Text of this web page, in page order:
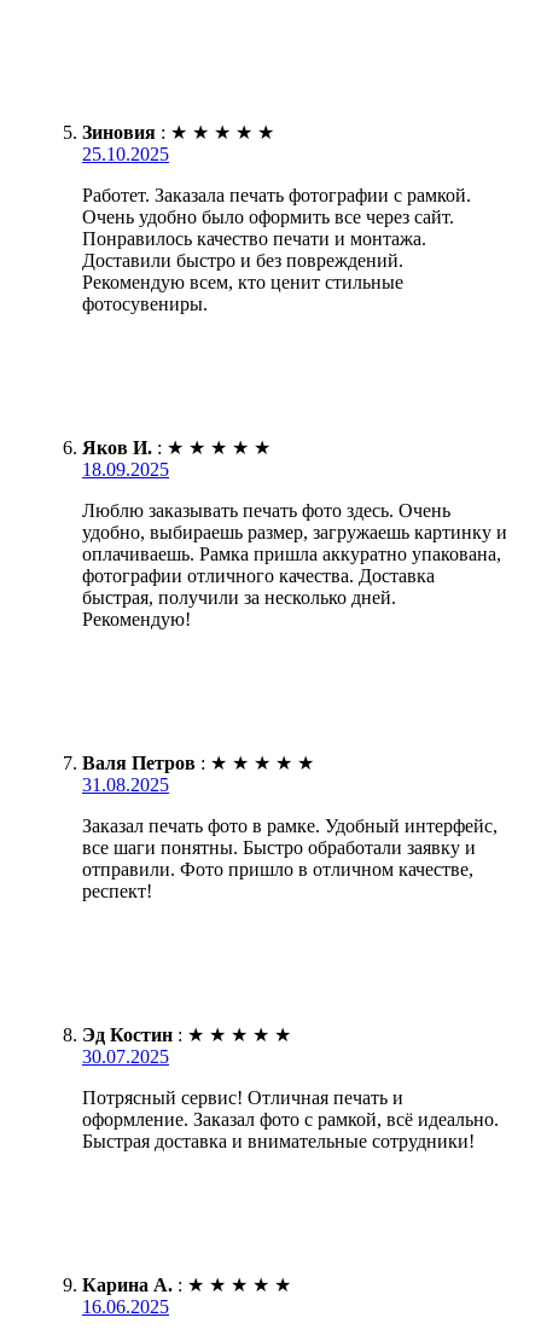
Зиновия : ★ ★ ★ ★ ★
25.10.2025
Работет. Заказала печать фотографии с рамкой.
Очень удобно было оформить все через сайт.
Понравилось качество печати и монтажа.
Доставили быстро и без повреждений.
Рекомендую всем, кто ценит стильные
фотосувениры.
Яков И. : ★ ★ ★ ★ ★
18.09.2025
Люблю заказывать печать фото здесь. Очень
удобно, выбираешь размер, загружаешь картинку и
оплачиваешь. Рамка пришла аккуратно упакована,
фотографии отличного качества. Доставка
быстрая, получили за несколько дней.
Рекомендую!
Валя Петров : ★ ★ ★ ★ ★
31.08.2025
Заказал печать фото в рамке. Удобный интерфейс,
все шаги понятны. Быстро обработали заявку и
отправили. Фото пришло в отличном качестве,
респект!
Эд Костин : ★ ★ ★ ★ ★
30.07.2025
Потрясный сервис! Отличная печать и
оформление. Заказал фото с рамкой, всё идеально.
Быстрая доставка и внимательные сотрудники!
Карина А. : ★ ★ ★ ★ ★
16.06.2025